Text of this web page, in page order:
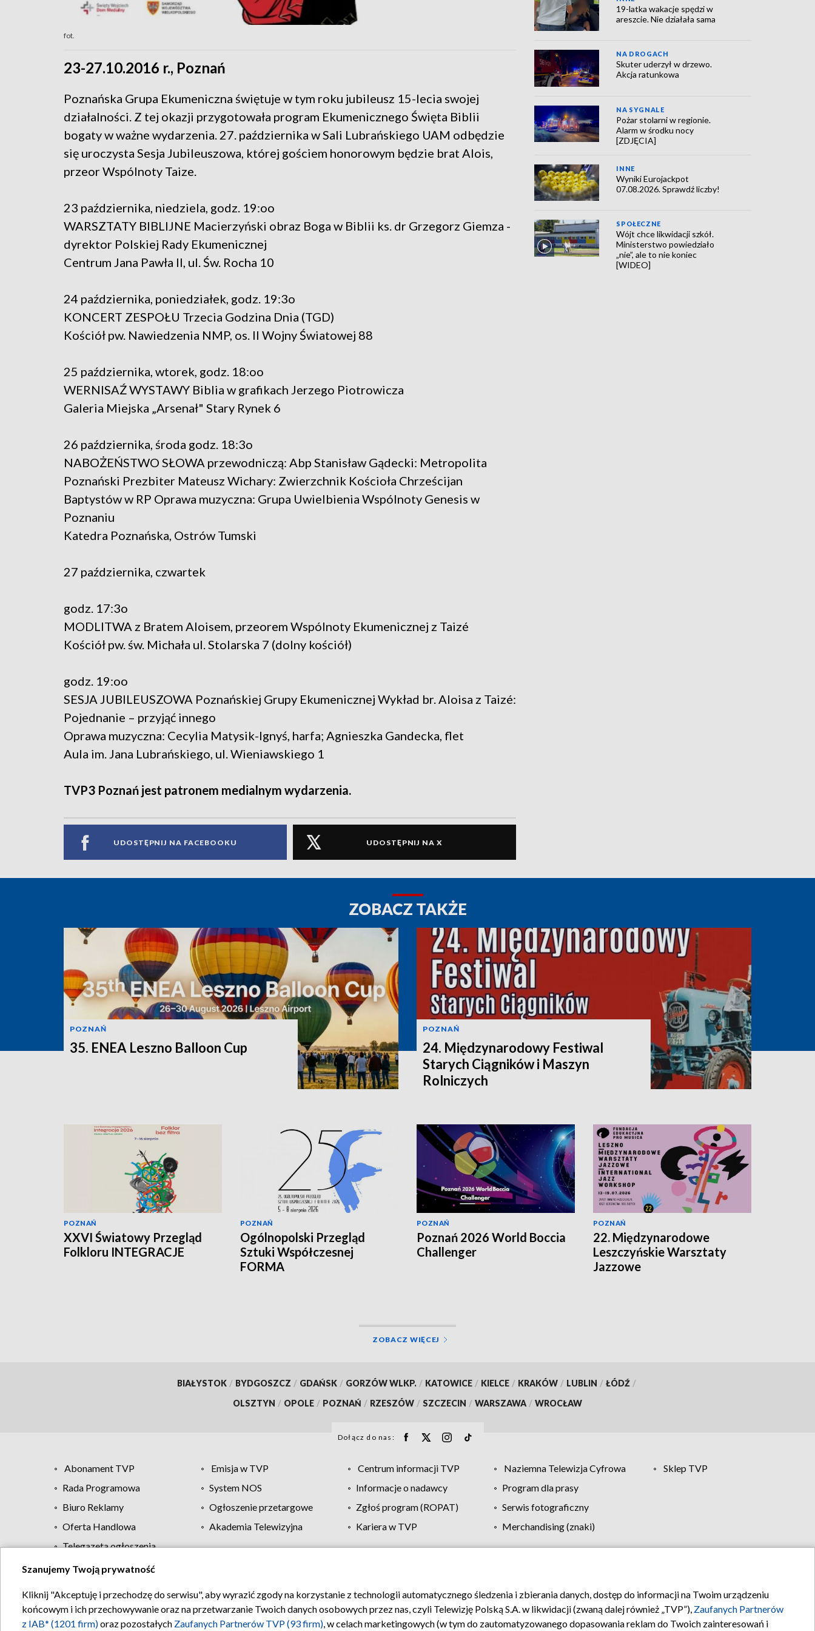
fot.
23-27.10.2016 r., Poznań
Poznańska Grupa Ekumeniczna świętuje w tym roku jubileusz 15-lecia swojej
działalności. Z tej okazji przygotowała program Ekumenicznego Święta Biblii
bogaty w ważne wydarzenia. 27. października w Sali Lubrańskiego UAM odbędzie
się uroczysta Sesja Jubileuszowa, której gościem honorowym będzie brat Alois,
przeor Wspólnoty Taize.
23 października, niedziela, godz. 19:oo
WARSZTATY BIBLIJNE Macierzyński obraz Boga w Biblii ks. dr Grzegorz Giemza -
dyrektor Polskiej Rady Ekumenicznej
Centrum Jana Pawła II, ul. Św. Rocha 10
24 października, poniedziałek, godz. 19:3o
KONCERT ZESPOŁU Trzecia Godzina Dnia (TGD)
Kościół pw. Nawiedzenia NMP, os. II Wojny Światowej 88
25 października, wtorek, godz. 18:oo
WERNISAŹ WYSTAWY Biblia w grafikach Jerzego Piotrowicza
Galeria Miejska „Arsenał" Stary Rynek 6
26 października, środa godz. 18:3o
NABOŻEŃSTWO SŁOWA przewodniczą: Abp Stanisław Gądecki: Metropolita
Poznański Prezbiter Mateusz Wichary: Zwierzchnik Kościoła Chrześcijan
Baptystów w RP Oprawa muzyczna: Grupa Uwielbienia Wspólnoty Genesis w
Poznaniu
Katedra Poznańska, Ostrów Tumski
27 października, czwartek
godz. 17:3o
MODLITWA z Bratem Aloisem, przeorem Wspólnoty Ekumenicznej z Taizé
Kościół pw. św. Michała ul. Stolarska 7 (dolny kościół)
godz. 19:oo
SESJA JUBILEUSZOWA Poznańskiej Grupy Ekumenicznej Wykład br. Aloisa z Taizé:
Pojednanie – przyjąć innego
Oprawa muzyczna: Cecylia Matysik-Ignyś, harfa; Agnieszka Gandecka, flet
Aula im. Jana Lubrańskiego, ul. Wieniawskiego 1
TVP3 Poznań jest patronem medialnym wydarzenia.
UDOSTĘPNIJ NA FACEBOOKU UDOSTĘPNIJ NA X
19-latka wakacje spędzi w
areszcie. Nie działała sama
NA DROGACH
Skuter uderzył w drzewo.
Akcja ratunkowa
NA SYGNALE
Pożar stolarni w regionie.
Alarm w środku nocy
[ZDJĘCIA]
INNE
Wyniki Eurojackpot
07.08.2026. Sprawdź liczby!
SPOŁECZNE
Wójt chce likwidacji szkół.
Ministerstwo powiedziało
„nie”, ale to nie koniec
[WIDEO]
ZOBACZ TAKŻE
POZNAŃ
35. ENEA Leszno Balloon Cup
POZNAŃ
24. Międzynarodowy Festiwal
Starych Ciągników i Maszyn
Rolniczych
POZNAŃ
XXVI Światowy Przegląd
Folkloru INTEGRACJE
POZNAŃ
Ogólnopolski Przegląd
Sztuki Współczesnej
FORMA
POZNAŃ
Poznań 2026 World Boccia
Challenger
POZNAŃ
22. Międzynarodowe
Leszczyńskie Warsztaty
Jazzowe
ZOBACZ WIĘCEJ
BIAŁYSTOK / BYDGOSZCZ / GDAŃSK / GORZÓW WLKP. / KATOWICE / KIELCE / KRAKÓW / LUBLIN / ŁÓDŹ /
OLSZTYN / OPOLE / POZNAŃ / RZESZÓW / SZCZECIN / WARSZAWA / WROCŁAW
Dołącz do nas:
Abonament TVP Emisja w TVP Centrum informacji TVP Naziemna Telewizja Cyfrowa
Sklep TVP
Rada Programowa
System NOS Informacje o nadawcy
Program dla prasy
Biuro Reklamy
Ogłoszenie przetargowe Zgłoś program (ROPAT)
Serwis fotograficzny
Oferta Handlowa
Akademia Telewizyjna Kariera w TVP
Merchandising (znaki)
Telegazeta ogłoszenia
Regulamin TVP Polityka prywatności Moje zgody Pomoc Biuro reklamy Kontakt
Szanujemy Twoją prywatność
Kliknij "Akceptuję i przechodzę do serwisu", aby wyrazić zgody na korzystanie z technologii automatycznego śledzenia i zbierania danych, dostęp do informacji na Twoim urządzeniu
końcowym i ich przechowywanie oraz na przetwarzanie Twoich danych osobowych przez nas, czyli Telewizję Polską S.A. w likwidacji (zwaną dalej również „TVP”), Zaufanych Partnerów
z IAB* (1201 firm)oraz pozostałych Zaufanych Partnerów TVP (93 firm), w celach marketingowych (w tym do zautomatyzowanego dopasowania reklam do Twoich zainteresowań i